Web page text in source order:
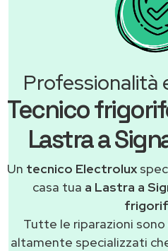
Professionalità
Tecnico
Lastra a
Un tecnico Electrolux
casa tua a Lastra a
Tutte le riparazioni
altamente specializzati